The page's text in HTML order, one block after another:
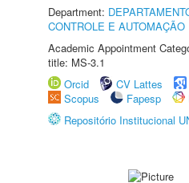
Department:
CONTROLE E AUTOMAÇÃO
Academic Appointment
title: MS-3.1
Orcid
CV Lattes
Scopus
Fapesp
Repositório Institucional